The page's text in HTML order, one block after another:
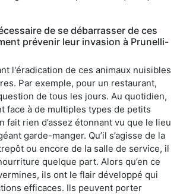
de se débarrasser de ces
prévenir leur invasion à Prunelli-
l'éradication de ces animaux nuisibles
Par exemple, pour un restaurant,
de tous les jours. Au quotidien,
face à de multiples types de petits
fait rien d’assez étonnant vu que le lieu
garde-manger. Qu’il s’agisse de la
ou encore de la salle de service, il
quelque part. Alors qu’en ce
ils ont le flair développé qui
efficaces. Ils peuvent porter